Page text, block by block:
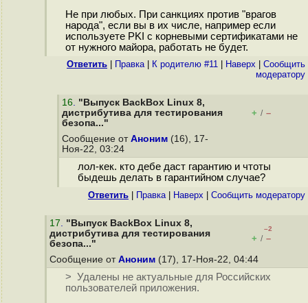
Не при любых. При санкциях против "врагов
народа", если вы в их числе, например если
используете PKI с корневыми сертификатами не
от нужного майора, работать не будет.
Ответить Правка| К родителю #11 Наверх
Cообщить
модератору
16. "Выпуск BackBox Linux 8,
дистрибутива для тестирования
безопа..."
+ / –
Сообщение от Аноним (16), 17-
Ноя-22, 03:24
лол-кек. кто дебе даст гарантию и чтоты
быдешь делать в гарантийном случае?
Ответить Правка| Наверх Cообщить модератору
17. "Выпуск BackBox Linux 8,
дистрибутива для тестирования
безопа..."
–2
+ / –
Сообщение от Аноним (17), 17-Ноя-22, 04:44
> Удалены не актуальные для Российских
пользователей приложения.